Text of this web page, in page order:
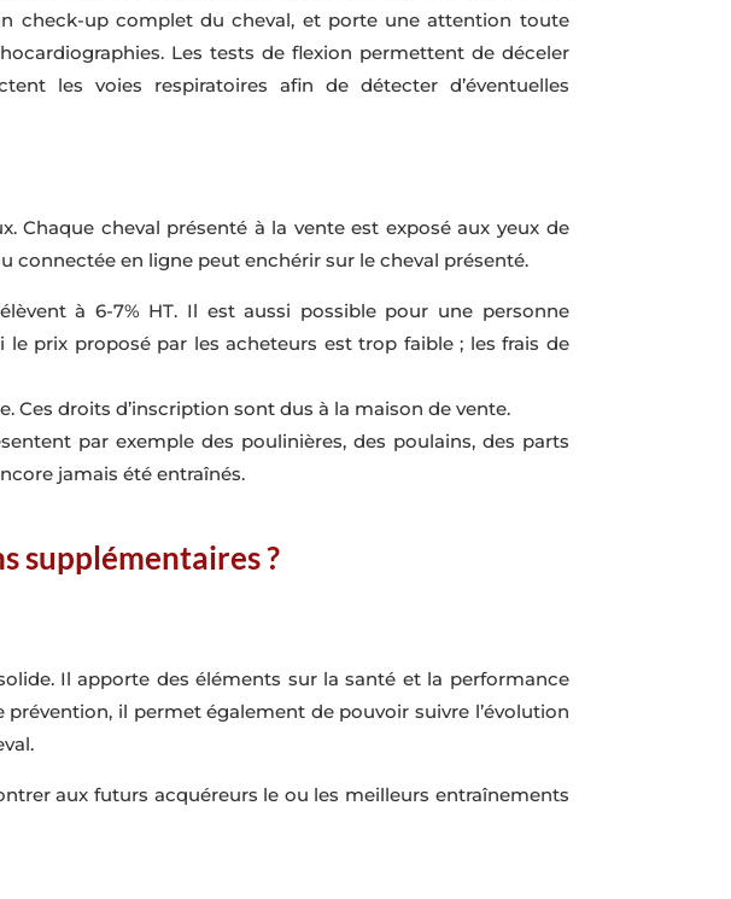
check-up complet du cheval, et porte une attention toute
Les tests de flexion permettent de déceler
les voies respiratoires afin de détecter d’éventuelles
Chaque cheval présenté à la vente est exposé aux yeux de
connectée en ligne peut enchérir sur le cheval présenté.
à 6-7% HT. Il est aussi possible pour une personne
prix proposé par les acheteurs est trop faible ; les frais de
Ces droits d’inscription sont dus à la maison de vente.
par exemple des poulinières, des poulains, des parts
jamais été entraînés.
supplémentaires ?
Il apporte des éléments sur la santé et la performance
il permet également de pouvoir suivre l’évolution
aux futurs acquéreurs le ou les meilleurs entraînements